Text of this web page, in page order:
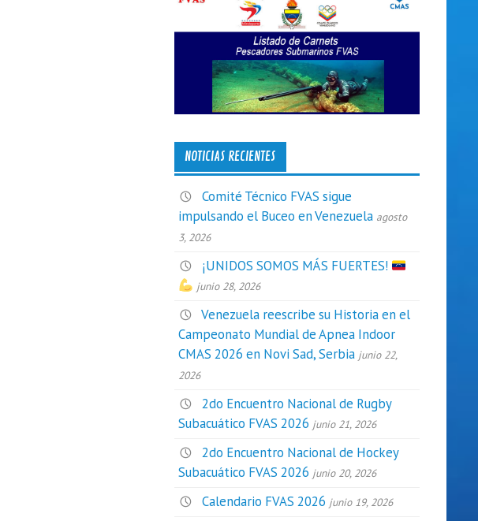
NOTICIAS RECIENTES
Comité Técnico FVAS sigue
impulsando el Buceo en Venezuela agosto
3, 2026
¡UNIDOS SOMOS MÁS FUERTES!
junio 28, 2026
Venezuela reescribe su Historia en el
Campeonato Mundial de Apnea Indoor
CMAS 2026 en Novi Sad, Serbia junio 22,
2026
2do Encuentro Nacional de Rugby
Subacuático FVAS 2026 junio 21, 2026
2do Encuentro Nacional de Hockey
Subacuático FVAS 2026 junio 20, 2026
Calendario FVAS 2026 junio 19, 2026